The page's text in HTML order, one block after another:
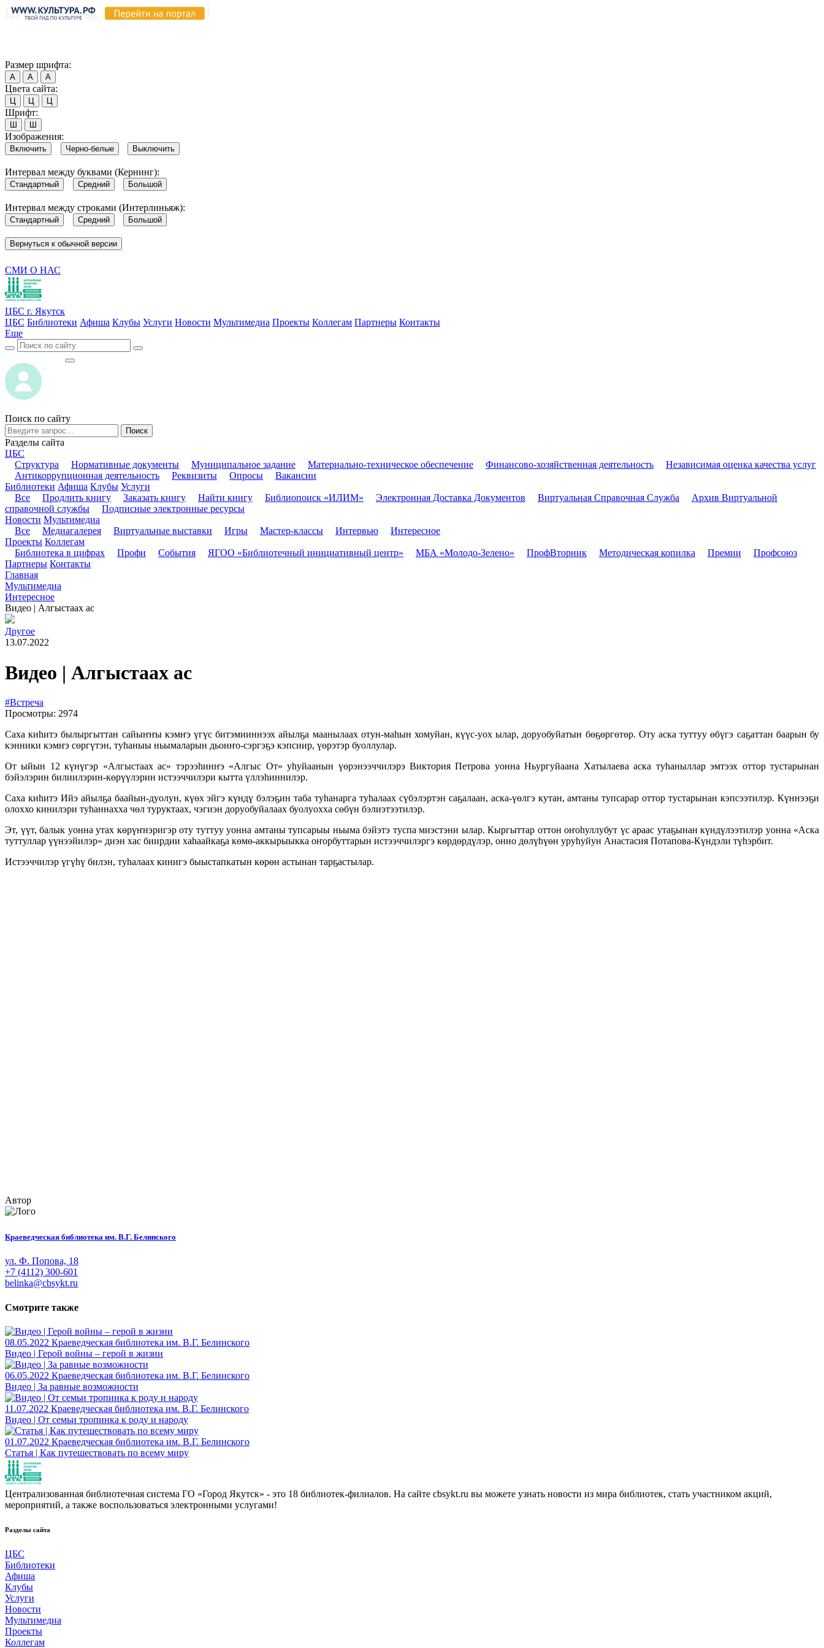
Размер шрифта:
А А А
Цвета сайта:
Ц Ц Ц
Шрифт:
Ш Ш
Изображения:
Включить Черно-белые Выключить
Интервал между буквами (Кернинг):
Стандартный Средний Большой
Интервал между строками (Интерлиньяж):
Стандартный Средний Большой
Вернуться к обычной версии
СМИ О НАС
ЦБС г. Якутск
ЦБС Библиотеки Афиша Клубы Услуги Новости Мультимедиа Проекты Коллегам Партнеры Контакты
Еще
Поиск по сайту
Поиск
Разделы сайта
ЦБС
Структура
Нормативные документы Муниципальное задание Материально-техническое обеспечение Финансово-хозяйственная деятельность
Независимая оценка качества услуг
Антикоррупционная деятельность
Реквизиты Опросы
Вакансии
Библиотеки Афиша Клубы Услуги
Все
Продлить книгу Заказать книгу Найти книгу Библиопоиск «ИЛИМ» Электронная Доставка Документов Виртуальная Справочная Служба
Архив Виртуальной
справочной службы
Подписные электронные ресурсы
Новости Мультимедиа
Все
Медиагалерея Виртуальные выставки Игры Мастер-классы Интервью
Интересное
Проекты Коллегам
Библиотека в цифрах
Профи События ЯГОО «Библиотечный инициативный центр» МБА «Молодо-Зелено» ПрофВторник Методическая копилка Премии
Профсоюз
Партнеры Контакты
Главная
Мультимедиа
Интересное
Видео | Алгыстаах ас
Другое
13.07.2022
Видео | Алгыстаах ас
#Встреча
Просмотры: 2974
Саха киһитэ былыргыттан сайыҥҥы кэмҥэ үгүс битэмииннээх айылҕа маанылаах отун-маһын хомуйан, күүс-уох ылар, доруобуйатын бөҕөргөтөр. Оту аска туттуу өбүгэ саҕаттан баарын бу
кэнники кэмҥэ сөргүтэн, туһаныы ньымаларын дьонҥо-сэргэҕэ кэпсиир, үөрэтэр буоллулар.
От ыйын 12 күнүгэр «Алгыстаах ас» тэрээһинҥэ «Алгыс От» уһуйаанын үөрэнээччилэрэ Виктория Петрова уонна Ньургуйаана Хатылаева аска туһаныллар эмтээх оттор тустарынан
бэйэлэрин билиилэрин-көрүүлэрин истээччилэри кытта үллэһиннилэр.
Саха киһитэ Ийэ айылҕа баайын-дуолун, күөх эйгэ күндү бэлэҕин таба туһанарга туһалаах сүбэлэртэн саҕалаан, аска-үөлгэ кутан, амтаны тупсарар оттор тустарынан кэпсээтилэр. Күннээҕи
олоххо кинилэри туһаннахха чөл туруктаах, чэгиэн доруобуйалаах буолуохха сөбүн бэлиэтээтилэр.
Эт, үүт, балык уонна утах көрүҥнэригэр оту туттуу уонна амтаны тупсарыы ньыма бэйэтэ туспа миэстэни ылар. Кыргыттар оттон оҥоһуллубут үс араас утаҕынан күндүлээтилэр уонна «Аска
туттуллар үүнээйилэр» диэн хас биирдии хаһаайкаҕа көмө-аккырыыкка оҥорбуттарын истээччилэргэ көрдөрдүлэр, онно дөлүһүөн уруһуйун Анастасия Потапова-Күндэли түһэрбит.
Истээччилэр үгүһү билэн, туһалаах кинигэ быыстапкатын көрөн астынан тарҕастылар.
Автор
Краеведческая библиотека им. В.Г. Белинского
ул. Ф. Попова, 18
+7 (4112) 300-601
belinka@cbsykt.ru
Смотрите также
08.05.2022 Краеведческая библиотека им. В.Г. Белинского
Видео | Герой войны – герой в жизни
06.05.2022 Краеведческая библиотека им. В.Г. Белинского
Видео | За равные возможности
11.07.2022 Краеведческая библиотека им. В.Г. Белинского
Видео | От семьи тропинка к роду и народу
01.07.2022 Краеведческая библиотека им. В.Г. Белинского
Статья | Как путешествовать по всему миру
Централизованная библиотечная система ГО «Город Якутск» - это 18 библиотек-филиалов. На сайте cbsykt.ru вы можете узнать новости из мира библиотек, стать участником акций,
мероприятий, а также воспользоваться электронными услугами!
Разделы сайта
ЦБС
Библиотеки
Афиша
Клубы
Услуги
Новости
Мультимедиа
Проекты
Коллегам